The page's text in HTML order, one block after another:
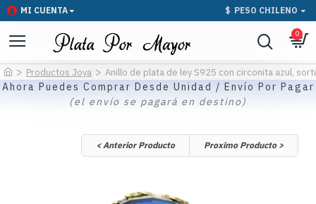
MI CUENTA $ PESO CHILENO
0
Productos Joya Anillo de plata de ley S925 con circonita azul,
Ahora Puedes Comprar Desde Unidad / Envío Por Pagar
(el envío se pagará en destino)
< Anterior Producto Proximo Producto >